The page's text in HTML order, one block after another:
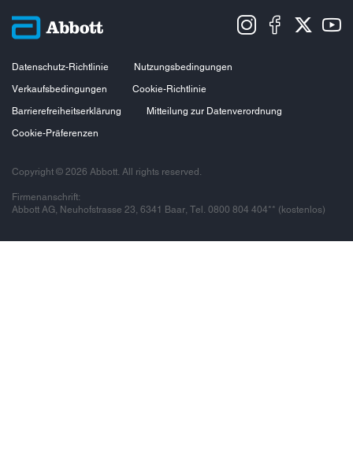
Datenschutz-Richtlinie
Nutzungsbedingungen
Verkaufsbedingungen
Cookie-Richtlinie
Barrierefreiheitserklärung
Mitteilung zur Datenverordnung
Cookie-Präferenzen
Copyright © 2026 Abbott. All rights reserved.
Firmenanschrift:
Abbott AG, Neuhofstrasse 23, 6341 Baar, Tel. 0800 804 404** (kostenlos)